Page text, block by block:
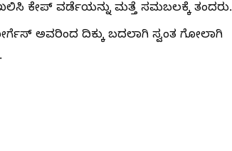
ಕೇಪ್ ವರ್ಡೆಯನ್ನು ಮತ್ತೆ ಸಮಬಲಕ್ಕೆ ತಂದರು.
ಅವರಿಂದ ದಿಕ್ಕು ಬದಲಾಗಿ ಸ್ವಂತ ಗೋಲಾಗಿ